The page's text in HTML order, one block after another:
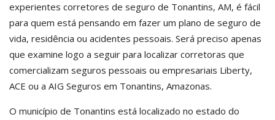
experientes corretores de seguro de Tonantins, AM, é fácil
para quem está pensando em fazer um plano de seguro de
vida, residência ou acidentes pessoais. Será preciso apenas
que examine logo a seguir para localizar corretoras que
comercializam seguros pessoais ou empresariais Liberty,
ACE ou a AIG Seguros em Tonantins, Amazonas.
O município de Tonantins está localizado no estado do